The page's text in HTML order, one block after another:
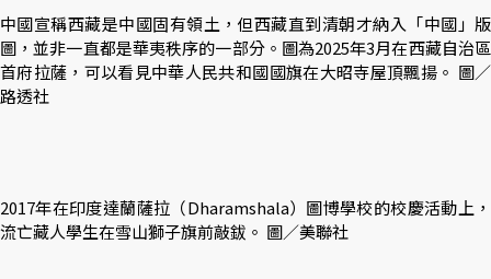
中國宣稱西藏是中國固有領土，但西藏直到清朝才納入「中國」版
圖，並非一直都是華夷秩序的一部分。圖為2025年3月在西藏自治區
首府拉薩，可以看見中華人民共和國國旗在大昭寺屋頂飄揚。 圖／
路透社
2017年在印度達蘭薩拉（Dharamshala）圖博學校的校慶活動上，
流亡藏人學生在雪山獅子旗前敲鈸。 圖／美聯社